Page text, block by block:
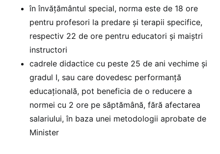
în învățământul special, norma este de 18 ore
pentru profesori la predare și terapii specifice,
respectiv 22 de ore pentru educatori și maiștri
instructori
cadrele didactice cu peste 25 de ani vechime și
gradul I, sau care dovedesc performanță
educațională, pot beneficia de o reducere a
normei cu 2 ore pe săptămână, fără afectarea
salariului, în baza unei metodologii aprobate de
Minister